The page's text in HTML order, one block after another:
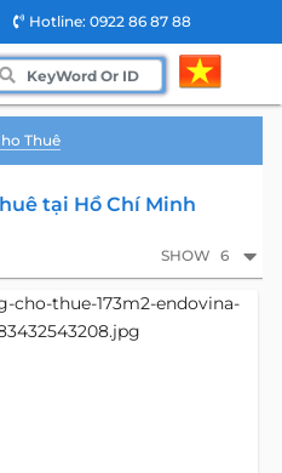
Hotline: 0922 86 87 88
Thuê
tại Hồ Chí Minh
SHOW 6